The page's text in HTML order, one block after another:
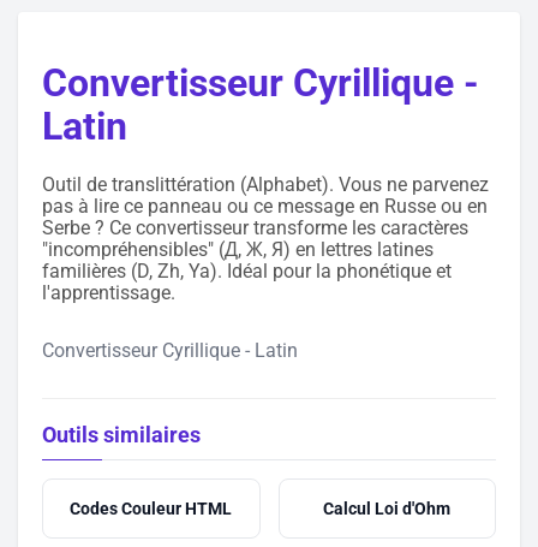
Convertisseur Cyrillique -
Latin
Outil de translittération (Alphabet). Vous ne parvenez
pas à lire ce panneau ou ce message en Russe ou en
Serbe ? Ce convertisseur transforme les caractères
"incompréhensibles" (Д, Ж, Я) en lettres latines
familières (D, Zh, Ya). Idéal pour la phonétique et
l'apprentissage.
Convertisseur Cyrillique - Latin
Outils similaires
Codes Couleur HTML Calcul Loi d'Ohm